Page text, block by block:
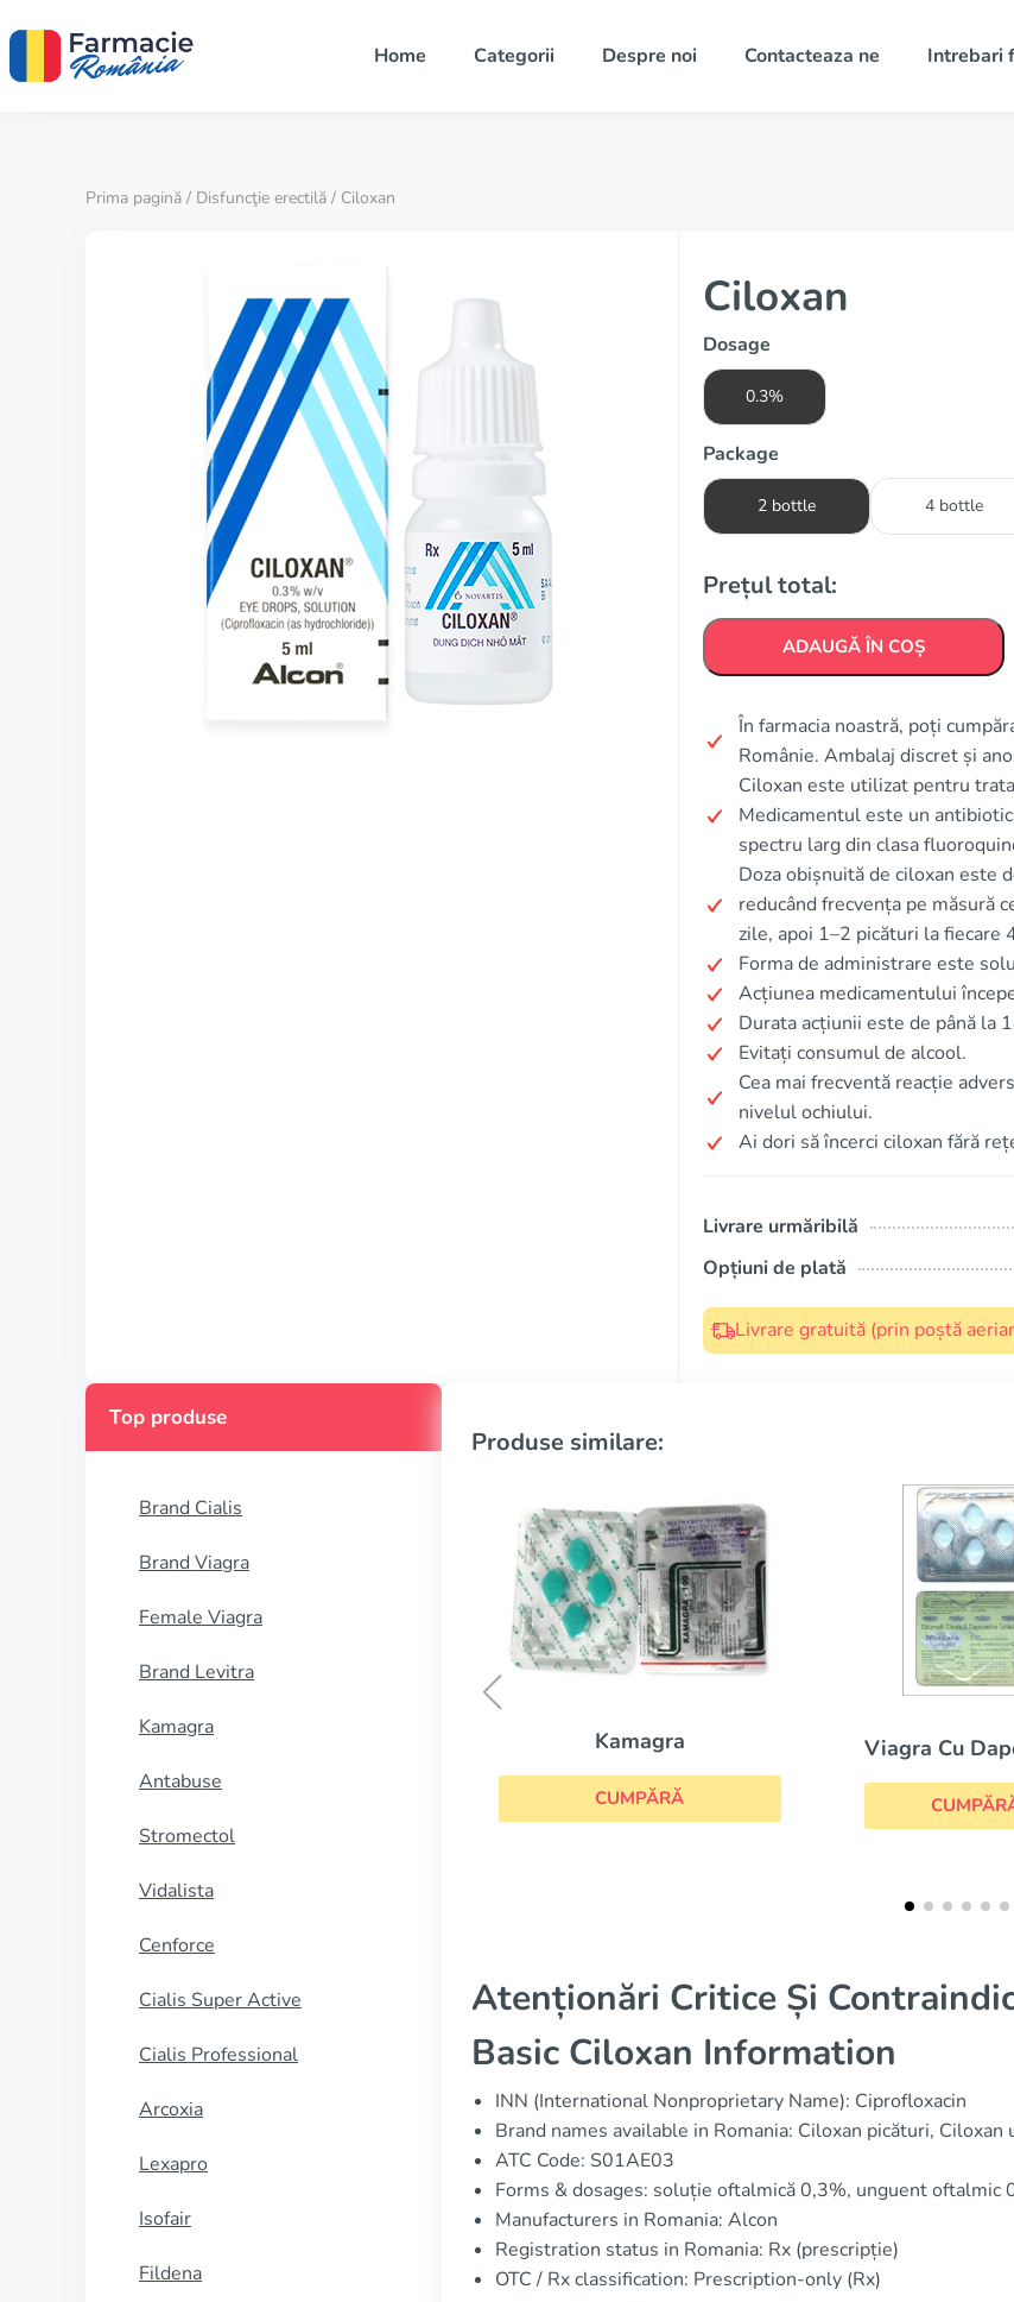
Home Categorii Despre noi Contacteaza ne Intrebari
Prima pagină / Disfuncţie erectilă / Ciloxan
Ciloxan
Dosage
0.3%
Package
2 bottle 4 bottle
Prețul total:
ADAUGĂ ÎN COȘ
În farmacia noastră, poți
Românie. Ambalaj discret și
Ciloxan este utilizat pentru
Medicamentul este un
spectru larg din clasa
Doza obișnuită de ciloxan este
reducând frecvența pe măsură
zile, apoi 1–2 picături la fiecare
Forma de administrare este
Acțiunea medicamentului
Durata acțiunii este de până la
Evitați consumul de alcool.
Cea mai frecventă reacție
nivelul ochiului.
Ai dori să încerci ciloxan fără
Livrare urmăribilă
Opțiuni de plată
Livrare gratuită (prin poștă
Top produse
Brand Cialis
Brand Viagra
Female Viagra
Brand Levitra
Kamagra
Antabuse
Stromectol
Vidalista
Cenforce
Cialis Super Active
Cialis Professional
Arcoxia
Lexapro
Isofair
Fildena
Produse similare:
Viagra Cu Dapoxetina
CUMPĂRĂ
Atenționări Critice Și
Basic Ciloxan Information
INN (International Nonproprietary Name): Ciprofloxacin
Brand names available in Romania: Ciloxan picături, Ciloxan
ATC Code: S01AE03
Forms & dosages: soluție oftalmică 0,3%, unguent oftalmic
Manufacturers in Romania: Alcon
Registration status in Romania: Rx (prescripție)
OTC / Rx classification: Prescription-only (Rx)